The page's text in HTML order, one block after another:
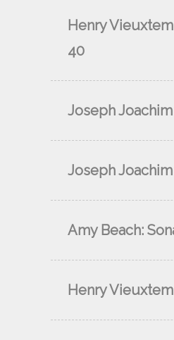
Henry
40
Joseph
Joseph
Amy Beach:
Henry